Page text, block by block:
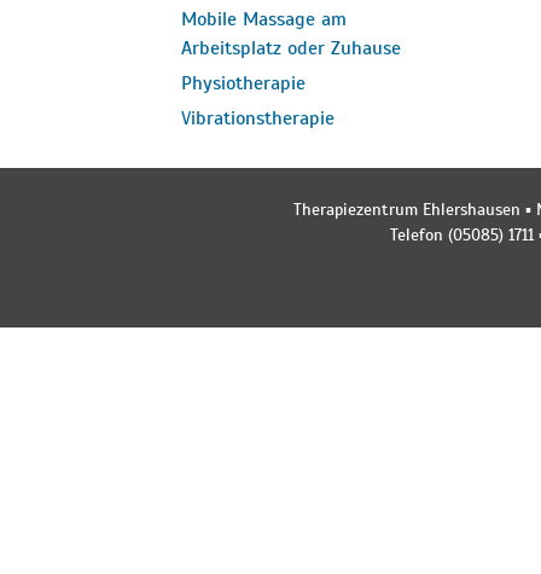
Mobile Massage am
Arbeitsplatz oder Zuhause
Physiotherapie
Vibrationstherapie
Therapiezentrum Ehlershausen ▪
Telefon (05085)